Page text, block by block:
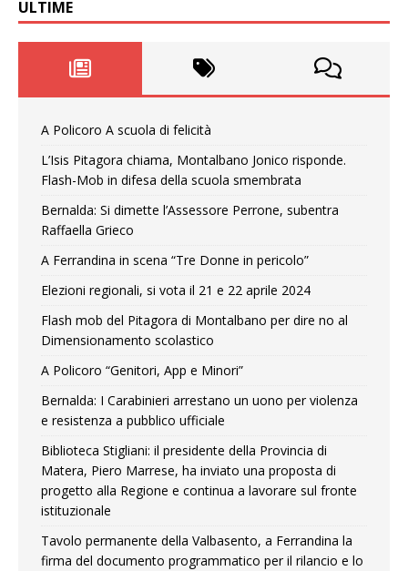
ULTIME
A Policoro A scuola di felicità
L’Isis Pitagora chiama, Montalbano Jonico risponde.
Flash-Mob in difesa della scuola smembrata
Bernalda: Si dimette l’Assessore Perrone, subentra
Raffaella Grieco
A Ferrandina in scena “Tre Donne in pericolo”
Elezioni regionali, si vota il 21 e 22 aprile 2024
Flash mob del Pitagora di Montalbano per dire no al
Dimensionamento scolastico
A Policoro “Genitori, App e Minori”
Bernalda: I Carabinieri arrestano un uono per violenza
e resistenza a pubblico ufficiale
Biblioteca Stigliani: il presidente della Provincia di
Matera, Piero Marrese, ha inviato una proposta di
progetto alla Regione e continua a lavorare sul fronte
istituzionale
Tavolo permanente della Valbasento, a Ferrandina la
firma del documento programmatico per il rilancio e lo